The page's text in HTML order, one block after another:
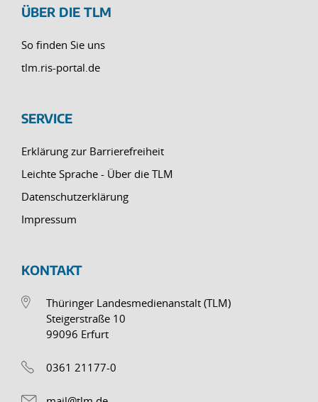
ÜBER DIE TLM
So finden Sie uns
tlm.ris-portal.de
SERVICE
Erklärung zur Barrierefreiheit
Leichte Sprache - Über die TLM
Datenschutzerklärung
Impressum
KONTAKT
Thüringer Landesmedienanstalt (TLM)
Steigerstraße 10
99096 Erfurt
0361 21177-0